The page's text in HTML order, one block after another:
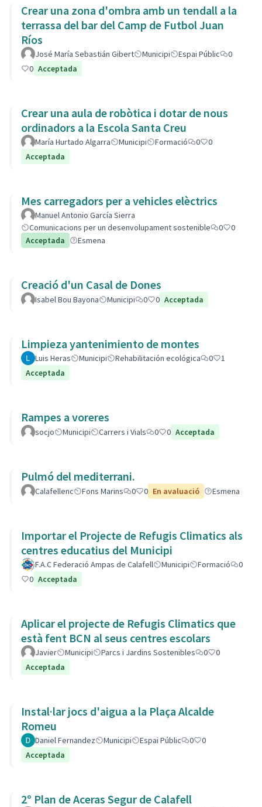
Crear una zona d'ombra amb un tendall a la
terrassa del bar del Camp de Futbol Juan
Ríos
José María Sebastián Gibert Municipi Espai Públic
0
0 Acceptada
Crear una aula de robòtica i dotar de nous
ordinadors a la Escola Santa Creu
María Hurtado Algarra Municipi Formació 0
0
Acceptada
Mes carregadors per a vehicles elèctrics
Manuel Antonio García Sierra
Comunicacions per un desenvolupament sostenible
0
0
Acceptada
Esmena
Creació d'un Casal de Dones
Isabel Bou Bayona Municipi 0 0 Acceptada
Limpieza yantenimiento de montes
Luis Heras Municipi Rehabilitación ecológica 0
1
Acceptada
Rampes a voreres
socjo Municipi Carrers i Vials 0 0 Acceptada
Pulmó del mediterrani.
Calafellenc Fons Marins 0 0 En avaluació Esmena
Importar el Projecte de Refugis Climatics als
centres educatius del Municipi
F.A.C Federació Ampas de Calafell Municipi Formació
0
0 Acceptada
Aplicar el projecte de Refugis Climatics que
està fent BCN al seus centres escolars
Javier Municipi Parcs i Jardins Sostenibles 0
0
Acceptada
Instal·lar jocs d'aigua a la Plaça Alcalde
Romeu
Daniel Fernandez Municipi Espai Públic 0
0
Acceptada
2º Plan de Aceras Segur de Calafell